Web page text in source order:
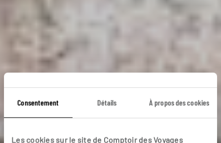
Consentement Détails À propos des cookies
Les cookies sur le site de Comptoir des Voyages
Sur la route du
Chiapas et du